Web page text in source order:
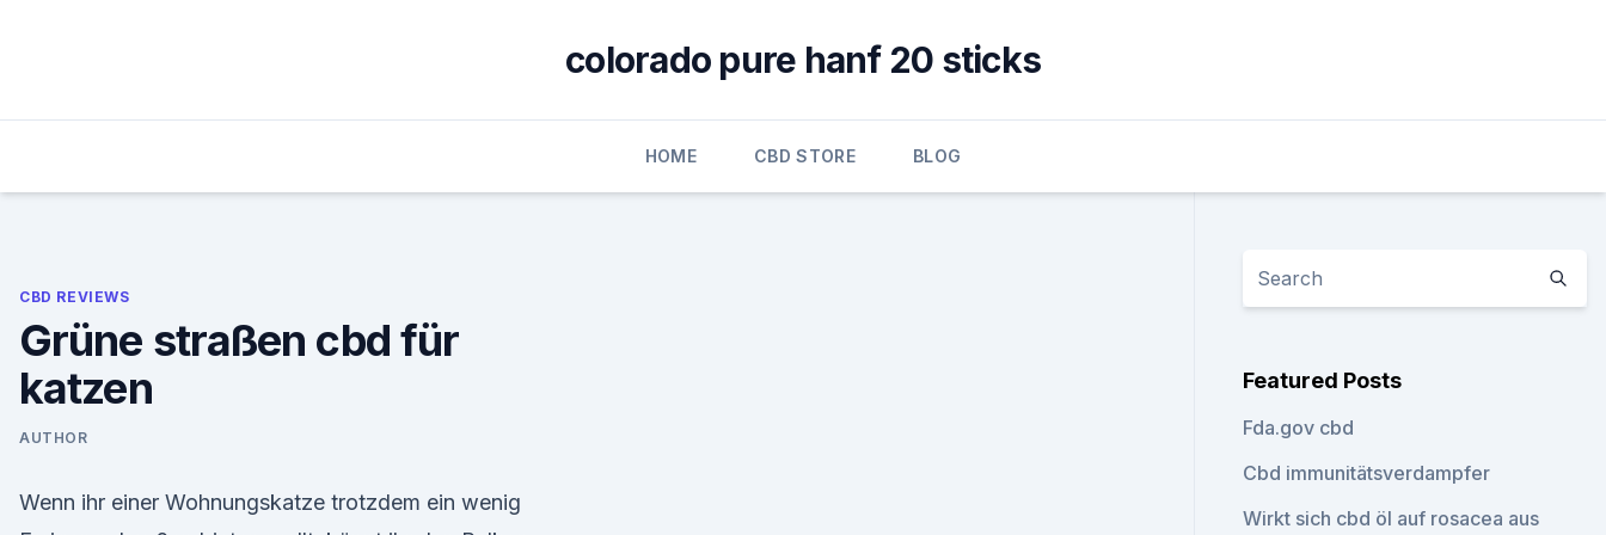
colorado pure hanf 20 sticks
HOME CBD STORE BLOG
CBD REVIEWS
Grüne straßen cbd für
katzen
AUTHOR
Wenn ihr einer Wohnungskatze trotzdem ein wenig
Featured Posts
Fda.gov cbd
Cbd immunitätsverdampfer
Wirkt sich cbd öl auf rosacea aus